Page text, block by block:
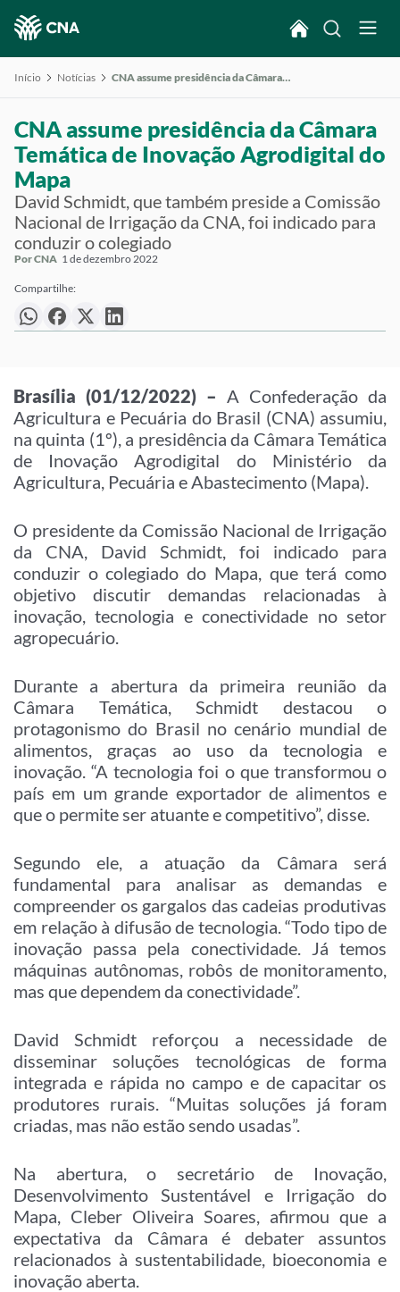
Início Notícias CNA assume presidência da Câmara Temática de Inovação Agrodigital do Mapa
CNA assume presidência da Câmara
Temática de Inovação Agrodigital do
Mapa
David Schmidt, que também preside a Comissão
Nacional de Irrigação da CNA, foi indicado para
conduzir o colegiado
Por CNA 1 de dezembro 2022
Compartilhe:
Brasília (01/12/2022) – A Confederação da
Agricultura e Pecuária do Brasil (CNA) assumiu,
na quinta (1º), a presidência da Câmara Temática
de Inovação Agrodigital do Ministério da
Agricultura, Pecuária e Abastecimento (Mapa).
O presidente da Comissão Nacional de Irrigação
da CNA, David Schmidt, foi indicado para
conduzir o colegiado do Mapa, que terá como
objetivo discutir demandas relacionadas à
inovação, tecnologia e conectividade no setor
agropecuário.
Durante a abertura da primeira reunião da
Câmara Temática, Schmidt destacou o
protagonismo do Brasil no cenário mundial de
alimentos, graças ao uso da tecnologia e
inovação. “A tecnologia foi o que transformou o
país em um grande exportador de alimentos e
que o permite ser atuante e competitivo”, disse.
Segundo ele, a atuação da Câmara será
fundamental para analisar as demandas e
compreender os gargalos das cadeias produtivas
em relação à difusão de tecnologia. “Todo tipo de
inovação passa pela conectividade. Já temos
máquinas autônomas, robôs de monitoramento,
mas que dependem da conectividade”.
David Schmidt reforçou a necessidade de
disseminar soluções tecnológicas de forma
integrada e rápida no campo e de capacitar os
produtores rurais. “Muitas soluções já foram
criadas, mas não estão sendo usadas”.
Na abertura, o secretário de Inovação,
Desenvolvimento Sustentável e Irrigação do
Mapa, Cleber Oliveira Soares, afirmou que a
expectativa da Câmara é debater assuntos
relacionados à sustentabilidade, bioeconomia e
inovação aberta.